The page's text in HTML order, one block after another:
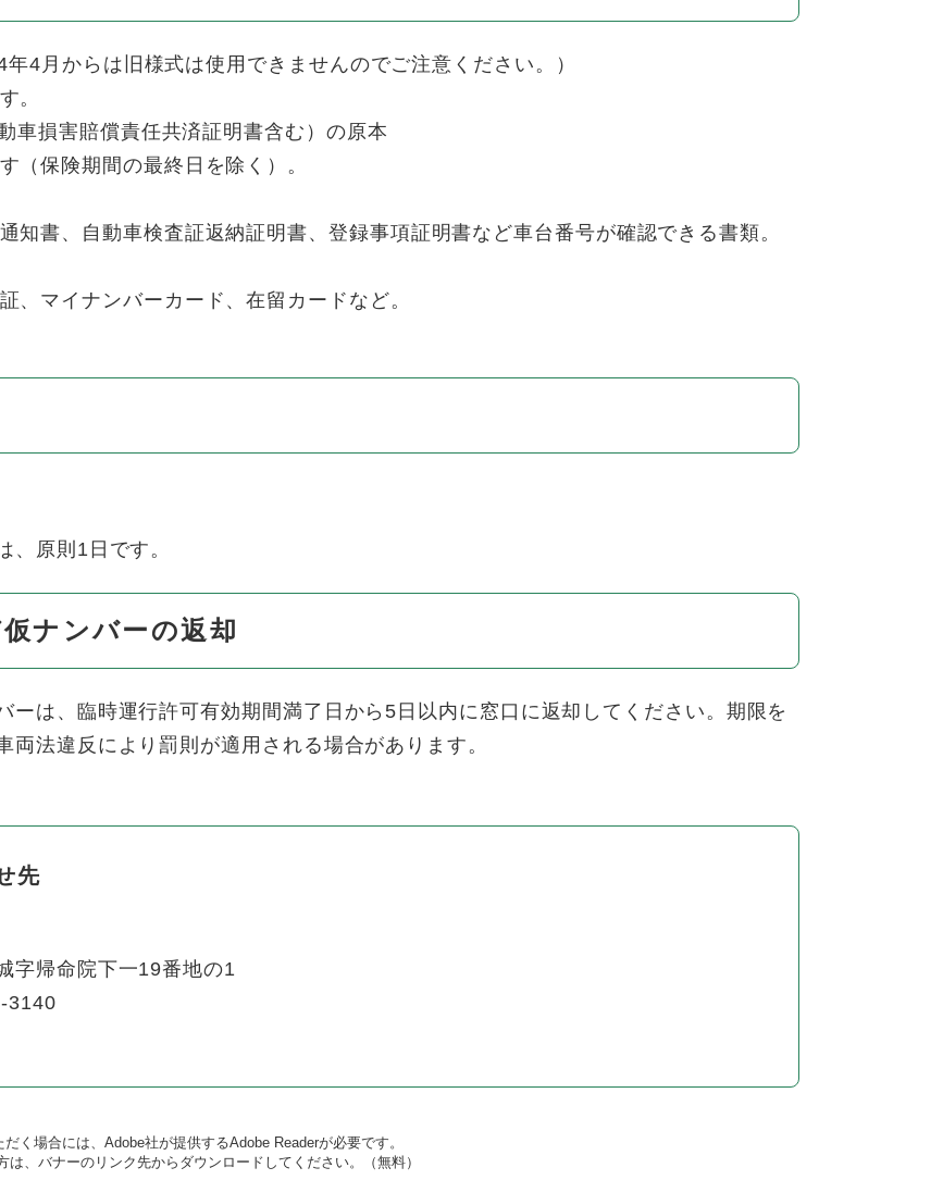
4月からは旧様式は使用できませんのでご注意ください。）
。
車損害賠償責任共済証明書含む）の原本
（保険期間の最終日を除く）。
知書、自動車検査証返納証明書、登録事項証明書など車台番号が確認できる書類。
、マイナンバーカード、在留カードなど。
原則1日です。
ナンバーの返却
は、臨時運行許可有効期間満了日から5日以内に窓口に返却してください。期限を
法違反により罰則が適用される場合があります。
先
字帰命院下一19番地の1
3140
く場合には、Adobe社が提供するAdobe Readerが必要です。
は、バナーのリンク先からダウンロードしてください。（無料）